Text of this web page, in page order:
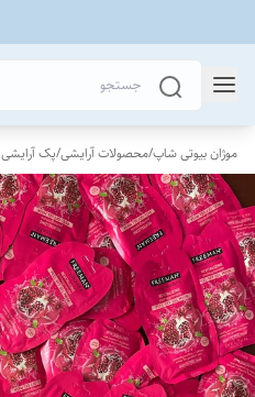
موژان بیوتی شاپ/محصولات آرایشی/پک آرایشی